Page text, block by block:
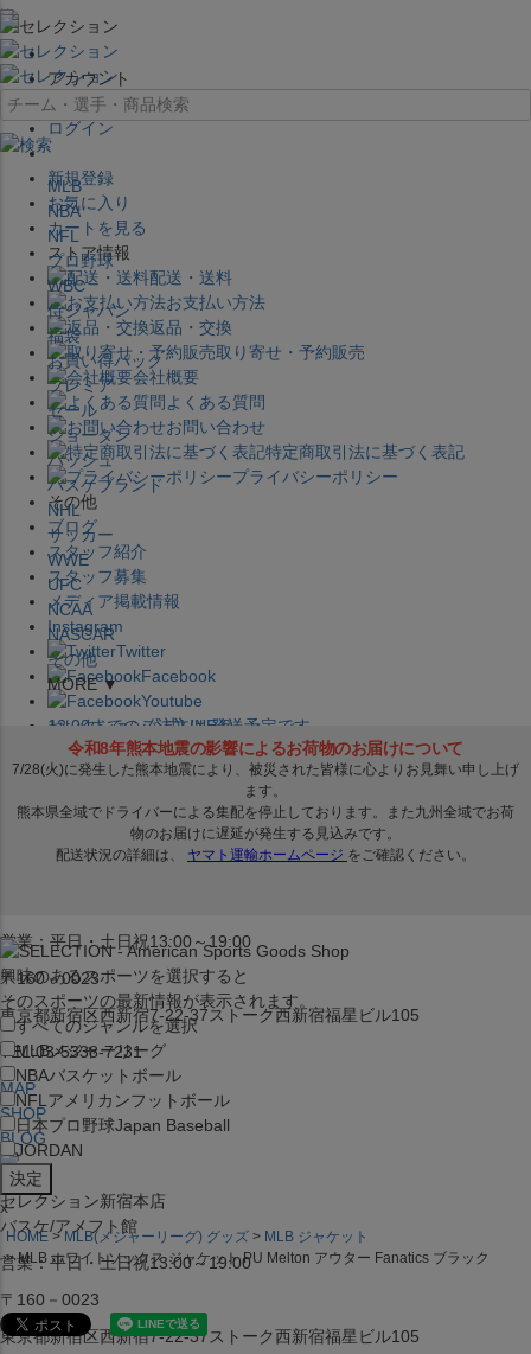
×
アカウント
ログイン
新規登録
お気に入り
カートを見る
ストア情報
配送・送料
お支払い方法
返品・交換
取り寄せ・予約販売
会社概要
よくある質問
お問い合わせ
特定商取引法に基づく表記
プライバシーポリシー
その他
ブログ
スタッフ紹介
スタッフ募集
メディア掲載情報
Instagram
Twitter
Facebook
Youtube
セレクション公式LINE@
営業：平日・土日祝13:00～19:00
〒160－0023
東京都新宿区西新宿7-22-37ストーク西新宿福星ビル105
TEL:03-5338-7231
MAP
SHOP
BLOG
セレクション新宿本店
バスケ/アメフト館
営業：平日・土日祝13:00～19:00
〒160－0023
東京都新宿区西新宿7-22-37ストーク西新宿福星ビル105
MLB
NBA
NFL
プロ野球
WBC
侍ジャパン
福袋
お買い得パック
プレミア
セール
ジョーダン
バッシュ
バスケブランド
NHL
サッカー
WWE
UFC
NCAA
NASCAR
その他
MORE ▼
12:00までのご注文は発送予定です。
在庫品は 1-3営業日内で発送!! ※お取寄せ商品は対象外
興味のあるスポーツを選択すると
そのスポーツの最新情報が表示されます。
すべてのジャンルを選択
MLBメジャーリーグ
NBAバスケットボール
NFL アメリカンフットボール
日本プロ野球Japan Baseball
JORDAN
x
HOME MLB(メジャーリーグ) グッズ
MLB ジャケット
MLB ホワイトソックス ジャケット PU Melton アウター Fanatics ブラック